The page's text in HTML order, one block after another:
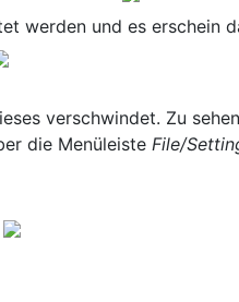
werden und es erschein
verschwindet. Zu
die Menüleiste File/